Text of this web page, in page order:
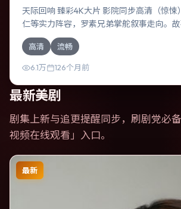
天际回响 臻彩4K大片 影院同步高清（惊
仁等实力阵容，罗素兄弟掌舵叙事走向。
大利，围绕一次意外选择展开连锁反应；配
务于主题，结尾留白耐人寻味。
高清 流畅
6.1万 126个月前
最新美剧
剧集上新与追更提醒同步，刷剧党必
视频在线观看 」入口。
最新